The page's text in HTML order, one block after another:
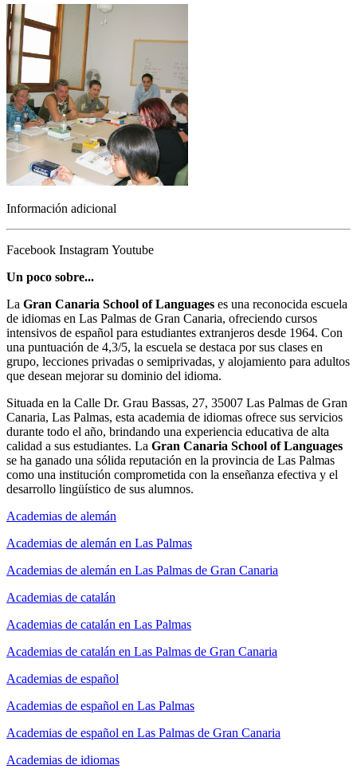
Información adicional
Facebook Instagram Youtube
Un poco sobre...
La Gran Canaria School of Languages es una reconocida escuela
de idiomas en Las Palmas de Gran Canaria, ofreciendo cursos
intensivos de español para estudiantes extranjeros desde 1964. Con
una puntuación de 4,3/5, la escuela se destaca por sus clases en
grupo, lecciones privadas o semiprivadas, y alojamiento para adultos
que desean mejorar su dominio del idioma.
Situada en la Calle Dr. Grau Bassas, 27, 35007 Las Palmas de Gran
Canaria, Las Palmas, esta academia de idiomas ofrece sus servicios
durante todo el año, brindando una experiencia educativa de alta
calidad a sus estudiantes. La Gran Canaria School of Languages
se ha ganado una sólida reputación en la provincia de Las Palmas
como una institución comprometida con la enseñanza efectiva y el
desarrollo lingüístico de sus alumnos.
Academias de alemán
Academias de alemán en Las Palmas
Academias de alemán en Las Palmas de Gran Canaria
Academias de catalán
Academias de catalán en Las Palmas
Academias de catalán en Las Palmas de Gran Canaria
Academias de español
Academias de español en Las Palmas
Academias de español en Las Palmas de Gran Canaria
Academias de idiomas